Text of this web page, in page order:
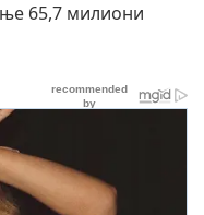
65,7 милиони